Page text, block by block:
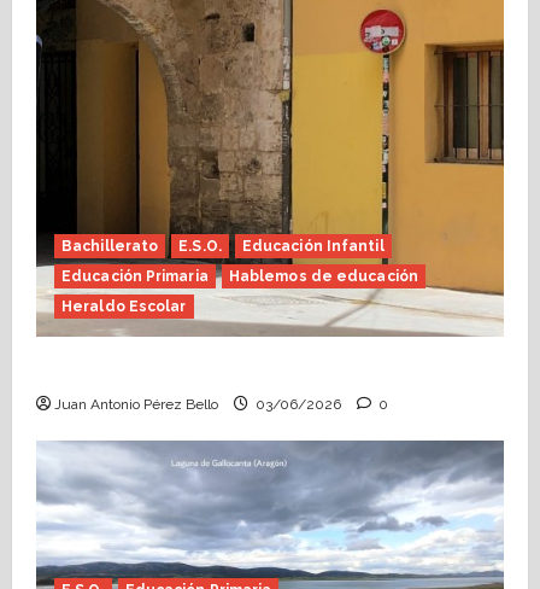
Bachillerato E.S.O.
Educación Infantil
Educación Primaria
Hablemos de educación
Heraldo Escolar
Juan Antonio Pérez Bello 03/06/2026 0